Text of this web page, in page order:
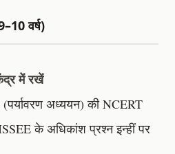
वर्ष)
में रखें
अध्ययन) की NCERT
के अधिकांश प्रश्न इन्हीं पर